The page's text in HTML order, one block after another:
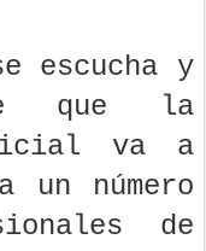
escucha y
que la
va a
número
de